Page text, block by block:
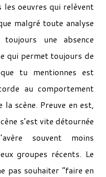
oeuvres qui relèvent
malgré toute analyse
une absence
qui permet toujours de
tu mentionnes est
au comportement
scène. Preuve en est,
s’est vite détournée
souvent moins
groupes récents. Le
pas souhaiter “faire en